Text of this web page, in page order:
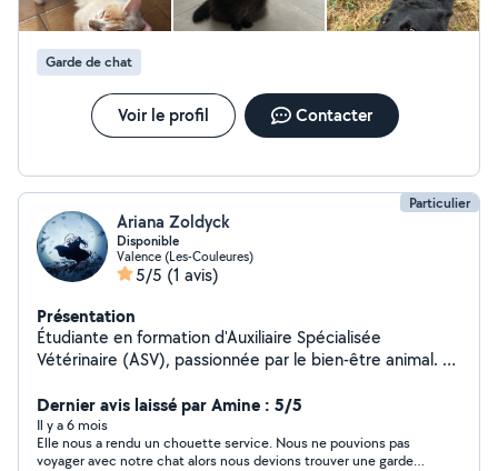
Garde de chat
Voir le profil Contacter
Particulier
Ariana Zoldyck
Disponible
Valence (Les-Couleures)
5/5 (1 avis)
Présentation
Étudiante en formation d'Auxiliaire Spécialisée
Vétérinaire (ASV), passionnée par le bien-être animal. Je
animaux : promenades, repas, jeux, administration de
traitements (sur ordonnance), soins de base et
beaucoup d'attention.
Dernier avis laissé par Amine : 5/5
Il y a 6 mois
Elle nous a rendu un chouette service. Nous ne pouvions pas
voyager avec notre chat alors nous devions trouver une garde